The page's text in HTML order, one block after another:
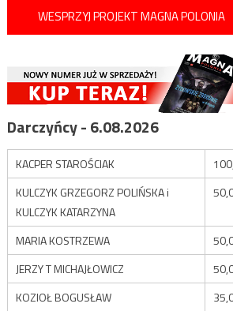
WESPRZYJ PROJEKT MAGNA POLONIA
Darczyńcy - 6.08.2026
KACPER STAROŚCIAK
KULCZYK GRZEGORZ POLIŃSKA i
KULCZYK KATARZYNA
MARIA KOSTRZEWA
JERZY T MICHAJŁOWICZ
KOZIOŁ BOGUSŁAW